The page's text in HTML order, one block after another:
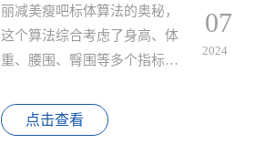
​丽减美瘦吧标体算法的奥秘，
这个算法综合考虑了身高、体
重、腰围、臀围等多个指标，
己的身体健康状况和美学价
值。
点击查看
07
2024